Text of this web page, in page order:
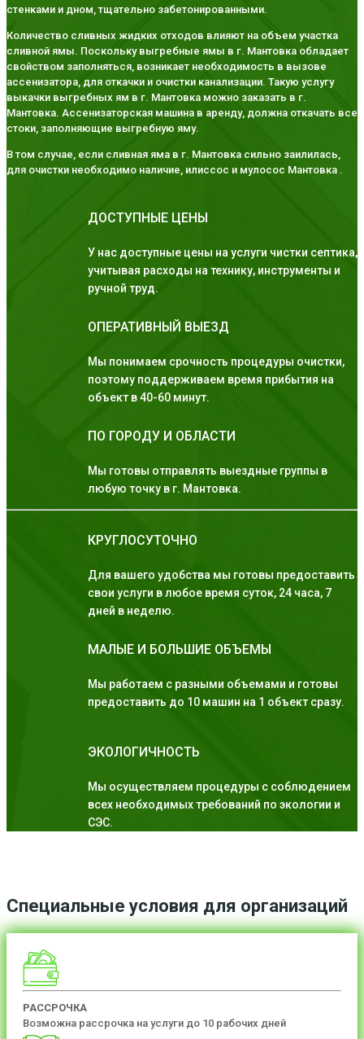
стенками и дном, тщательно забетонированными.
Количество сливных жидких отходов влияют на объем участка
сливной ямы. Поскольку выгребные ямы в г. Мантовка обладает
свойством заполняться, возникает необходимость в вызове
ассенизатора, для откачки и очистки канализации. Такую услугу
выкачки выгребных ям в г. Мантовка можно заказать в г.
Мантовка. Ассенизаторская машина в аренду, должна откачать все
стоки, заполняющие выгребную яму.
В том случае, если сливная яма в г. Мантовка сильно заилилась,
для очистки необходимо наличие, илиссос и мулосос Мантовка .
ДОСТУПНЫЕ ЦЕНЫ
У нас доступные цены на услуги чистки септика,
учитывая расходы на технику, инструменты и
ручной труд.
ОПЕРАТИВНЫЙ ВЫЕЗД
Мы понимаем срочность процедуры очистки,
поэтому поддерживаем время прибытия на
объект в 40-60 минут.
ПО ГОРОДУ И ОБЛАСТИ
Мы готовы отправлять выездные группы в
любую точку в г. Мантовка.
КРУГЛОСУТОЧНО
Для вашего удобства мы готовы предоставить
свои услуги в любое время суток, 24 часа, 7
дней в неделю.
МАЛЫЕ И БОЛЬШИЕ ОБЪЕМЫ
Мы работаем с разными объемами и готовы
предоставить до 10 машин на 1 объект сразу.
ЭКОЛОГИЧНОСТЬ
Мы осуществляем процедуры с соблюдением
всех необходимых требований по экологии и
СЭС.
Специальные условия для организаций
РАССРОЧКА
Возможна рассрочка на услуги до 10 рабочих дней